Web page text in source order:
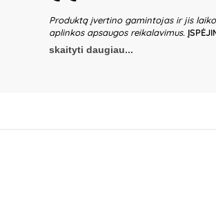
Produktą įvertino gamintojas ir jis
aplinkos apsaugos reikalavimus.
žaidžiančių vaikų be suaugusiųjų
ir detalių būklę. Nenaudokite žaislo,
skaityti daugiau...